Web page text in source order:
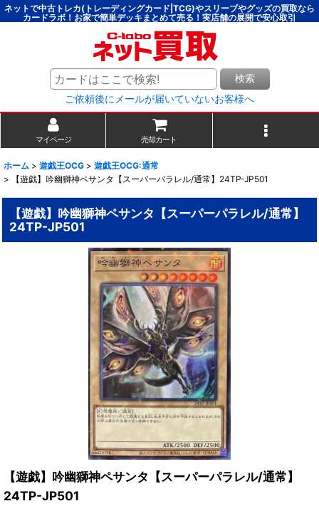
ネットで中古トレカ(トレーディングカード|TCG)やスリーブやグッズの買取なら
カードラボ！お家で簡単デッキまとめて売る！実店舗の展開で安心取引
検索
ご依頼後にメールが届いていないお客様へ
マイページ 売却カート
ホーム > 遊戯王OCG > 遊戯王OCG:通常
>
【遊戯】吟幽獅神ペサンタ【スーパーパラレル/通常】24TP-JP501
【遊戯】吟幽獅神ペサンタ【スーパーパラレル/通常】
24TP-JP501
【遊戯】吟幽獅神ペサンタ【スーパーパラレル/通常】
24TP-JP501